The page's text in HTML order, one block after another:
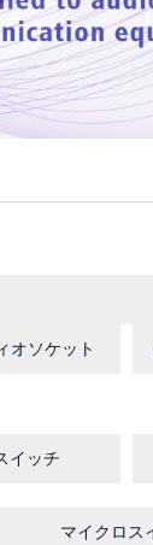
オソケット
イッチ
マイクロス